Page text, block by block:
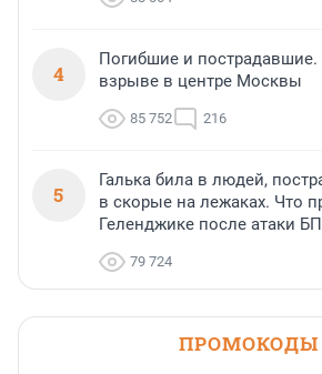
4
Погибшие и пострадавшие.
взрыве в центре Москвы
85 752 216
5
Галька била в людей,
в скорые на лежаках. Что
Геленджике после атаки
79 724
ПРОМОКОДЫ